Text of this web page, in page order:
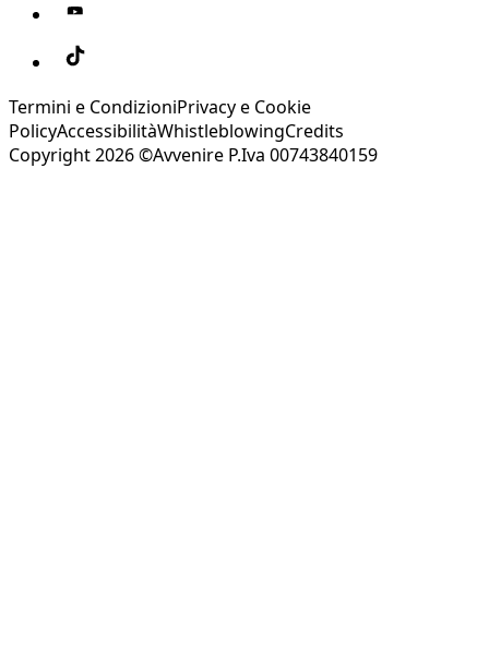
Termini e CondizioniPrivacy e Cookie
PolicyAccessibilitàWhistleblowingCredits
Copyright 2026 ©Avvenire P.Iva 00743840159